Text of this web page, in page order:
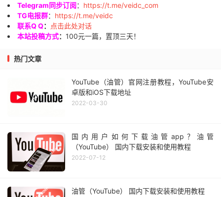
Telegram同步订阅： https://t.me/veidc_com
TG电报群： https://t.me/veidc
联系Q Q：
点击此处对话
本站投稿方式： 100元一篇，置顶三天！
热门文章
YouTube（油管）官网注册教程，YouTube安
卓版和iOS下载地址
2022-03-30
国内用户如何下载油管app？油管
（YouTube） 国内下载安装和使用教程
2022-07-12
油管（YouTube） 国内下载安装和使用教程